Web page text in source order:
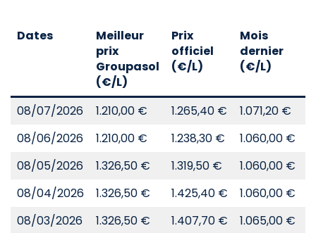
Dates
Meilleur
prix
Groupasol
(€/L)
Prix
officiel
(€/L)
Mois
dernier
(€/L)
08/07/2026 1.210,00 € 1.265,40 € 1.071,20 €
08/06/2026
1.210,00 € 1.238,30 € 1.060,00 €
08/05/2026
1.326,50 € 1.319,50 € 1.060,00 €
08/04/2026
1.326,50 € 1.425,40 € 1.060,00 €
08/03/2026
1.326,50 € 1.407,70 € 1.065,00 €